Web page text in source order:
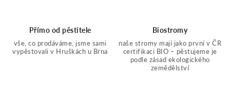
Přímo od pěstitele
vše, co prodáváme, jsme sami
vypěstovali v Hruškách u Brna
Biostromy
naše stromy mají jako první v ČR
certifikaci BIO – pěstujeme je
podle zásad ekologického
zemědělství